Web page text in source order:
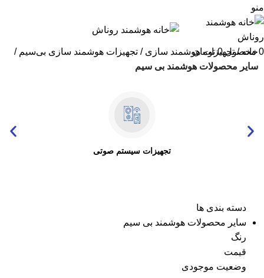
منو
0 محصول 0 تومان خانه تجهیزات هوشمند سازی
تجهیزات هوشمند سازی بی‌سیم
سایر محصولات هوشمند بی سیم
تجهیزات سیستم صوتی
دسته بندی ها
سایر محصولات هوشمند بی سیم
رنگ
قیمت
وضعیت موجودی